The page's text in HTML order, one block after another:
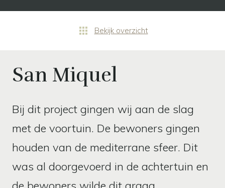
Bekijk overzicht
San Miquel
Bij dit project gingen wij aan de slag
met de voortuin. De bewoners gingen
houden van de mediterrane sfeer. Dit
was al doorgevoerd in de achtertuin en